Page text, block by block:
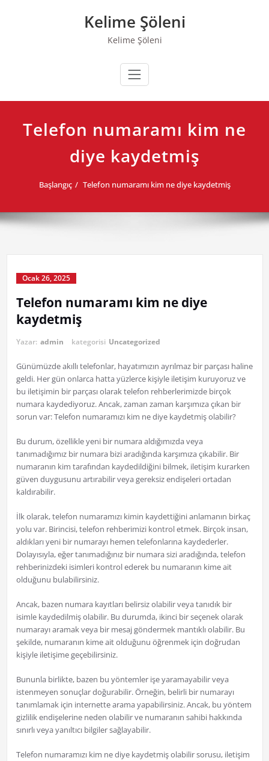
Kelime Şöleni
Kelime Şöleni
Telefon numaramı kim ne
diye kaydetmiş
Başlangıç Telefon numaramı kim ne diye kaydetmiş
Ocak 26, 2025
Telefon numaramı kim ne diye
kaydetmiş
Yazar: admin kategorisi Uncategorized
Günümüzde akıllı telefonlar, hayatımızın ayrılmaz bir parçası haline
geldi. Her gün onlarca hatta yüzlerce kişiyle iletişim kuruyoruz ve
bu iletişimin bir parçası olarak telefon rehberlerimizde birçok
numara kaydediyoruz. Ancak, zaman zaman karşımıza çıkan bir
sorun var: Telefon numaramızı kim ne diye kaydetmiş olabilir?
Bu durum, özellikle yeni bir numara aldığımızda veya
tanımadığımız bir numara bizi aradığında karşımıza çıkabilir. Bir
numaranın kim tarafından kaydedildiğini bilmek, iletişim kurarken
güven duygusunu artırabilir veya gereksiz endişeleri ortadan
kaldırabilir.
İlk olarak, telefon numaramızı kimin kaydettiğini anlamanın birkaç
yolu var. Birincisi, telefon rehberimizi kontrol etmek. Birçok insan,
aldıkları yeni bir numarayı hemen telefonlarına kaydederler.
Dolayısıyla, eğer tanımadığınız bir numara sizi aradığında, telefon
rehberinizdeki isimleri kontrol ederek bu numaranın kime ait
olduğunu bulabilirsiniz.
Ancak, bazen numara kayıtları belirsiz olabilir veya tanıdık bir
isimle kaydedilmiş olabilir. Bu durumda, ikinci bir seçenek olarak
numarayı aramak veya bir mesaj göndermek mantıklı olabilir. Bu
şekilde, numaranın kime ait olduğunu öğrenmek için doğrudan
kişiyle iletişime geçebilirsiniz.
Bununla birlikte, bazen bu yöntemler işe yaramayabilir veya
istenmeyen sonuçlar doğurabilir. Örneğin, belirli bir numarayı
tanımlamak için internette arama yapabilirsiniz. Ancak, bu yöntem
gizlilik endişelerine neden olabilir ve numaranın sahibi hakkında
sınırlı veya yanıltıcı bilgiler sağlayabilir.
Telefon numaramızı kim ne diye kaydetmiş olabilir sorusu, iletişim